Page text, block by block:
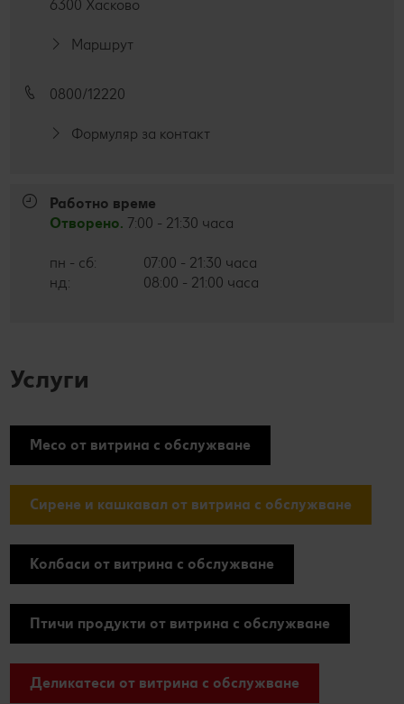
6300 Хасково
Маршрут
0800/12220
Формуляр за контакт
Работно време
Отворено. 7:00 - 21:30 часа
пн - сб:
07:00 - 21:30 часа
нд:
08:00 - 21:00 часа
Услуги
Месо от витрина с обслужване
Сирене и кашкавал от витрина с обслужване
Колбаси от витрина с обслужване
Птичи продукти от витрина с обслужване
Деликатеси от витрина с обслужване